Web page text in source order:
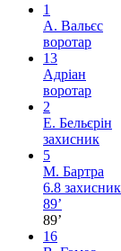
1
А. Вальєс
воротар
13
Адріан
воротар
2
Е. Бельєрін
захисник
5
М. Бартра
6.8 захисник
89’
89’
16